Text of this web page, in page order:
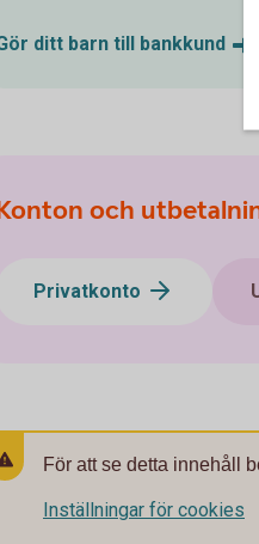
ditt barn till bankkund
och
Privatkonto
För att se detta innehåll
Inställningar för cookies